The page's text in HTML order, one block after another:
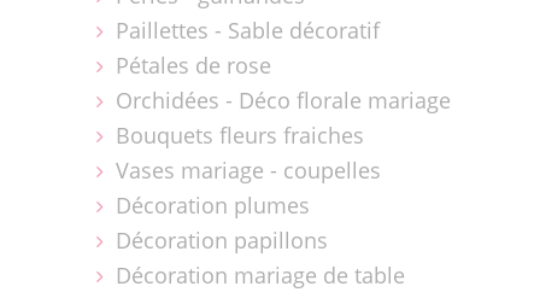
Paillettes - Sable décoratif
Pétales de rose
Orchidées - Déco florale mariage
Bouquets fleurs fraiches
Vases mariage - coupelles
Décoration plumes
Décoration papillons
Décoration mariage de table